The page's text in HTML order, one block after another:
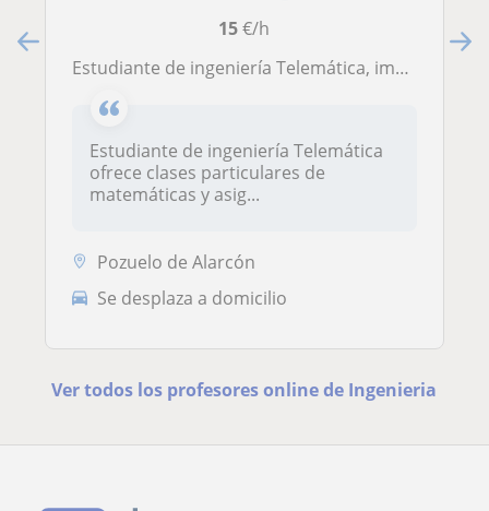
15€/h
Estudiante de ingeniería Telemática, imparto clase de asignaturas de ciencias, desde primaria hasta bachillerato
Estudiante de ingeniería Telemática
ofrece clases particulares de
matemáticas y asig...
Pozuelo de Alarcón
Se desplaza a domicilio
Ver todos los profesores online de Ingenieria